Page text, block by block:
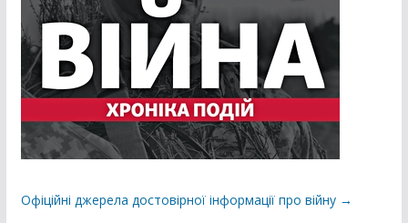
Офіційні джерела достовірної інформації про війну →